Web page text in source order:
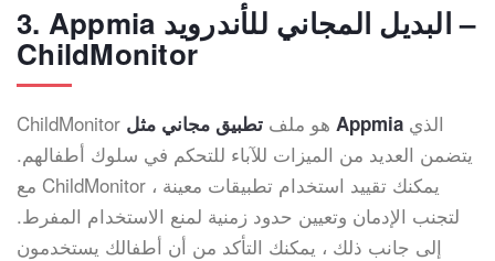
3. Appmia البديل المجاني للأندرويد –
ChildMonitor
ChildMonitor هو ملف تطبيق مجاني مثل Appmia
يتضمن العديد من الميزات للآباء للتحكم في سلوك أطفالهم.
مع ChildMonitor ، يمكنك تقييد استخدام تطبيقات معينة
لتجنب الإدمان وتعيين حدود زمنية لمنع الاستخدام المفرط.
إلى جانب ذلك ، يمكنك التأكد من أن أطفالك يستخدمون